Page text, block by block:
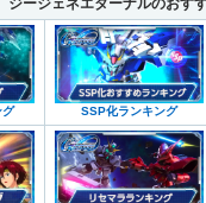
ジージェネエターナルのおす
グ SSP化ランキング